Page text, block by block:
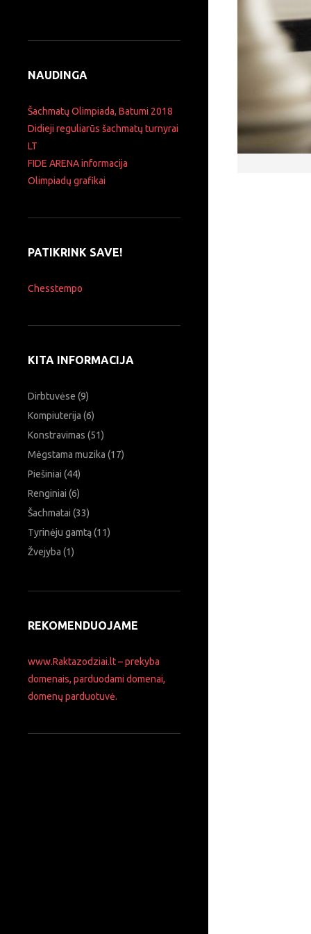
NAUDINGA
Šachmatų Olimpiada, Batumi 2018
Didieji reguliarūs šachmatų turnyrai
LT
FIDE ARENA informacija
Olimpiadų grafikai
PATIKRINK SAVE!
Chesstempo
KITA INFORMACIJA
Dirbtuvėse (9)
Kompiuterija (6)
Konstravimas (51)
Mėgstama muzika (17)
Piešiniai (44)
Renginiai (6)
Šachmatai (33)
Tyrinėju gamtą(11)
Žvejyba (1)
REKOMENDUOJAME
www.Raktazodziai.lt – prekyba
domenais, parduodami domenai,
domenų parduotuvė.